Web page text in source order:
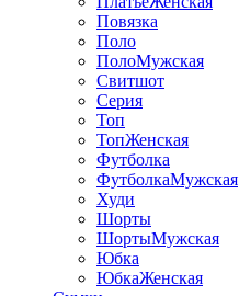
Повязка
Поло
ПолоМужская
Свитшот
Серия
Топ
ТопЖенская
Футболка
ФутболкаМужская
Худи
Шорты
ШортыМужская
Юбка
ЮбкаЖенская